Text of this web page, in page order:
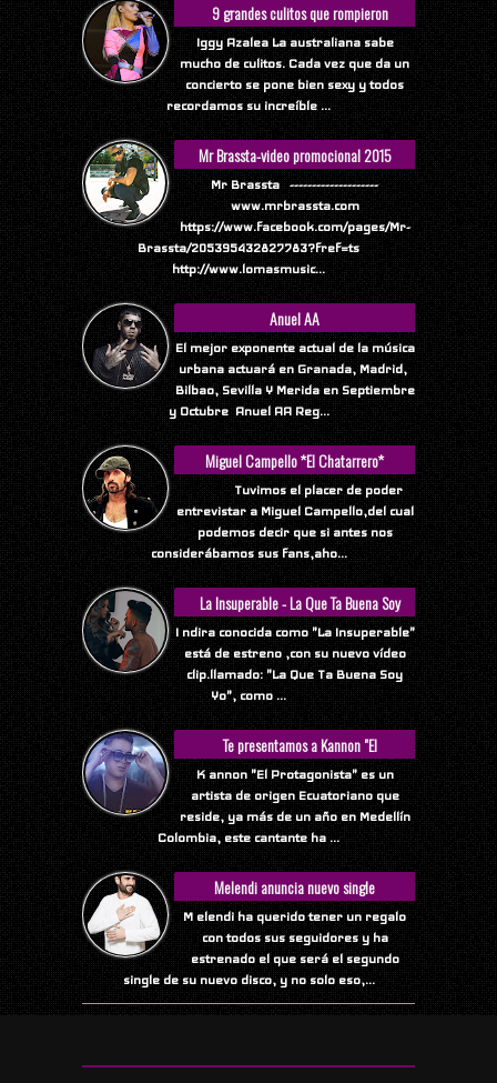
9 grandes culitos que rompieron
Internet
Iggy Azalea La australiana sabe
mucho de culitos. Cada vez que da un
concierto se pone bien sexy y todos
recordamos su increíble ...
Mr Brassta-video promocional 2015
Mr Brassta --------------------
www.mrbrassta.com
https://www.facebook.com/pages/Mr-
Brassta/205395432827783?fref=ts
http://www.lomasmusic...
Anuel AA
El mejor exponente actual de la música
urbana actuará en Granada, Madrid,
Bilbao, Sevilla Y Merida en Septiembre
y Octubre Anuel AA Reg...
Miguel Campello *El Chatarrero*
Tuvimos el placer de poder
entrevistar a Miguel Campello,del cual
podemos decir que si antes nos
considerábamos sus fans,aho...
La Insuperable - La Que Ta Buena Soy
Yo
I ndira conocida como "La Insuperable"
está de estreno ,con su nuevo vídeo
clip.llamado: "La Que Ta Buena Soy
Yo", como ...
Te presentamos a Kannon "El
Protagonista"
K annon "El Protagonista" es un
artista de origen Ecuatoriano que
reside, ya más de un año en Medellín
Colombia, este cantante ha ...
Melendi anuncia nuevo single
M elendi ha querido tener un regalo
con todos sus seguidores y ha
estrenado el que será el segundo
single de su nuevo disco, y no solo eso,...